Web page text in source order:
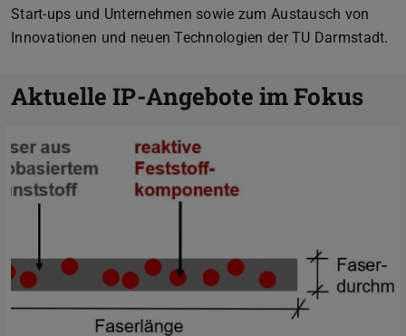
Start-ups und Unternehmen sowie zum Austausch von
Innovationen und neuen Technologien der TU Darmstadt.
Aktuelle IP-Angebote im Fokus